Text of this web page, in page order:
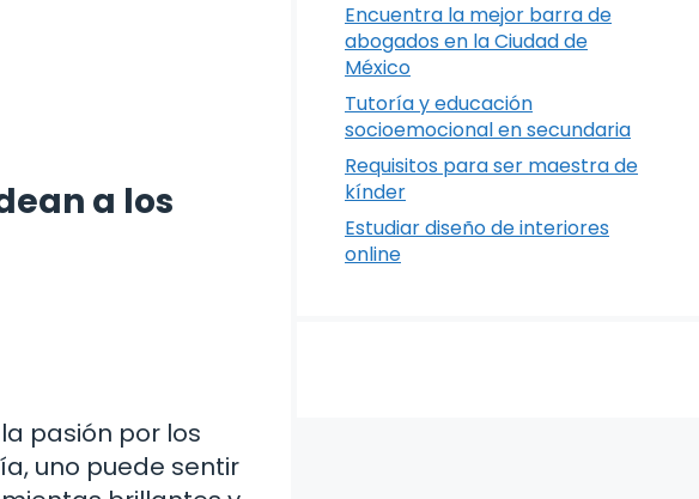
a los
pasión por los
uno puede sentir
Encuentra la mejor barra de
abogados en la Ciudad de
México
Tutoría y educación
socioemocional en secundaria
Requisitos para ser maestra de
kínder
Estudiar diseño de interiores
online